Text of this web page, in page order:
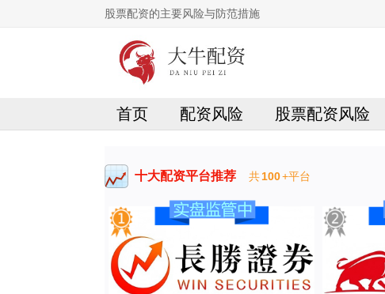
股票配资的主要风险与防范措施
首页 配资风险 股票配资风险
十大配资平台推荐 共100+平台